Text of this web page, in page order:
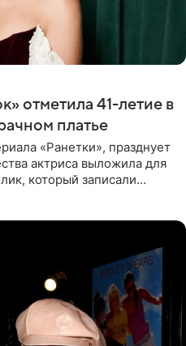
отметила 41-летие в
платье
«Ранетки», празднует
актриса выложила для
который записали